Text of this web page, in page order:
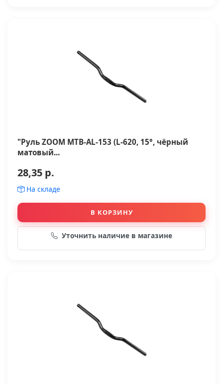
"Руль ZOOM MTB-AL-153 (L-620, 15°, чёрный
матовый...
28,35 р.
На складе
В КОРЗИНУ
Уточнить наличие в магазине